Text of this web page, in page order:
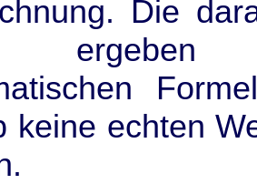
Die
keine echten